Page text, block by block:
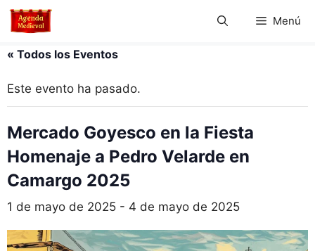
Saltar
Menú
« Todos los Eventos
Este evento ha pasado.
Mercado Goyesco en la Fiesta
Homenaje a Pedro Velarde en
Camargo 2025
1 de mayo de 2025 - 4 de mayo de 2025